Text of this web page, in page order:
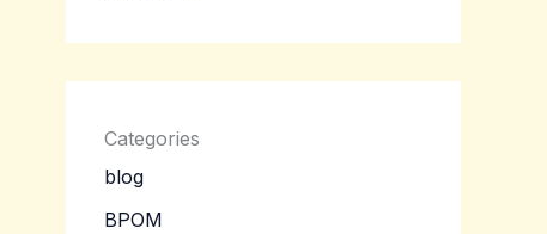
Categories
blog
BPOM